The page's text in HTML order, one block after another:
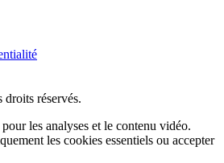
réservés.
les analyses et le contenu vidéo.
les cookies essentiels ou accepter